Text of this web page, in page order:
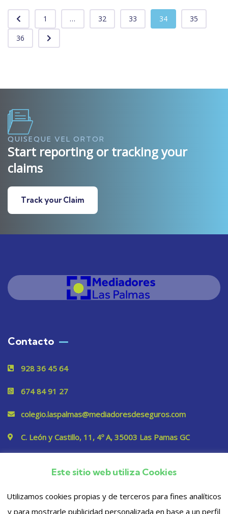
1 ... 32 33 34
35
36
QUISEQUE VEL ORTOR
Start reporting or tracking your
claims
Track your Claim
Contacto
928 36 45 64
674 84 91 27
colegio.laspalmas@mediadoresdeseguros.com
C. León y Castillo, 11, 4º A, 35003 Las Pamas GC
PrivacidadEste sitio web utiliza Cookies
Utilizamos cookies propias y de terceros para fines analíticos
y para mostrarle publicidad personalizada en base a un perfil